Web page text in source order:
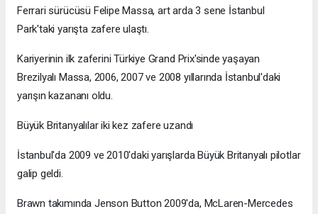
Ferrari sürücüsü Felipe Massa, art arda 3 sene İstanbul
Park'taki yarışta zafere ulaştı.
Kariyerinin ilk zaferini Türkiye Grand Prix'sinde yaşayan
Brezilyalı Massa, 2006, 2007 ve 2008 yıllarında İstanbul'daki
yarışın kazananı oldu.
Büyük Britanyalılar iki kez zafere uzandı
İstanbul'da 2009 ve 2010'daki yarışlarda Büyük Britanyalı pilotlar
galip geldi.
Brawn takımında Jenson Button 2009'da, McLaren-Mercedes